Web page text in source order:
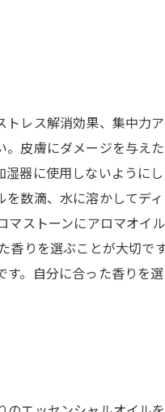
レス解消効果、集中力
皮膚にダメージを与え
器に使用しないように
数滴、水に溶かしてデ
ストーンにアロマオイ
りを選ぶことが大切で
。自分に合った香りを